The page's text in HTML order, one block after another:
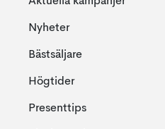
Nyheter
Bästsäljare
Högtider
Presenttips